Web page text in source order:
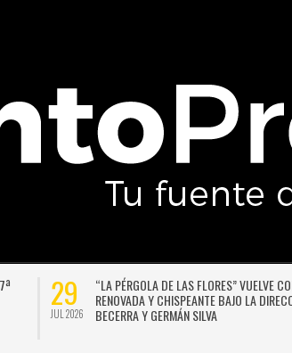
AUDAX
LUGAR
27
JUL 2026
LA LLUVIA NO DA TREGUA:
FRONTAL PARA SANTIAGO A
SEMANA